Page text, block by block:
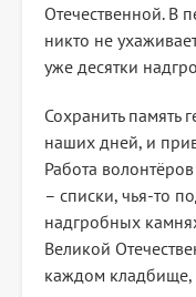
Отечественной. В
никто не
уже десятки
Сохранить память
наших дней, и
Работа
– списки, чья-то
надгробных
Великой
каждом кладбище,